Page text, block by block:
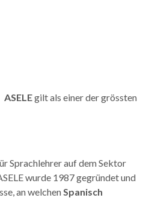
ASELEgilt als einer der grössten
Sprachlehrer auf dem Sektor
wurde 1987 gegründet und
an welchenSpanisch